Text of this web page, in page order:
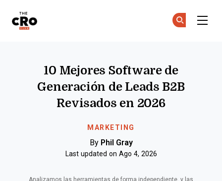
MARKETING
10 Mejores Software de
Generación de Leads B2B
Revisados en 2026
By Phil Gray
Last updated on Ago 4, 2026
Analizamos las herramientas de forma independiente, y las